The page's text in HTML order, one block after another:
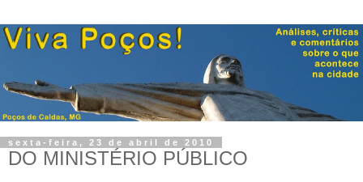
sexta-feira, 23 de abril de 2010
DO MINISTÉRIO PÚBLICO